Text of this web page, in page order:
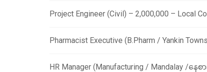
Project Engineer (Civil) – 2,000,000 – Local
Pharmacist Executive (B.Pharm / Yankin
HR Manager (Manufacturing / Mandalay /နေစ